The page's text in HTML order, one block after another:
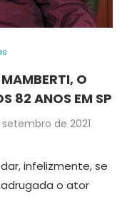
O
82 ANOS EM SP
de 2021
infelizmente, se
o ator